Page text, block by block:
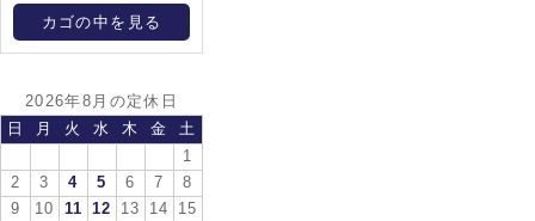
カゴの中を見る
2026年8月の定休日
日
月 火 水 木 金
土
1
2
3 4 5 6 7
8
9
10 11 12 13 14
15